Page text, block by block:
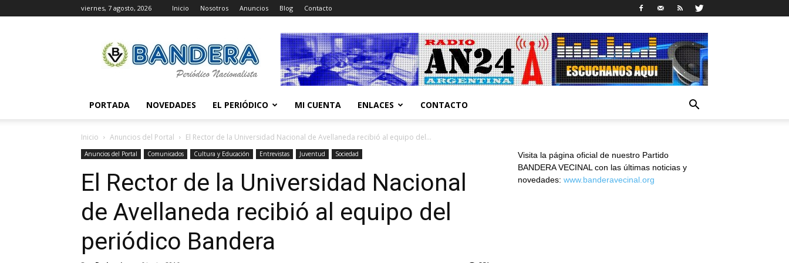
viernes, 7 agosto, 2026 Inicio Nosotros Anuncios Blog Contacto
Bandera
PORTADA NOVEDADES EL PERIÓDICO MI CUENTA ENLACES CONTACTO
Inicio Anuncios del Portal El Rector de la Universidad Nacional de Avellaneda recibió al equipo del...
Anuncios del Portal Comunicados Cultura y Educación Entrevistas Juventud Sociedad
El Rector de la Universidad Nacional
de Avellaneda recibió al equipo del
periódico Bandera
Visita la página oficial de nuestro Partido
BANDERA VECINAL con las últimas noticias y
novedades: www.banderavecinal.org